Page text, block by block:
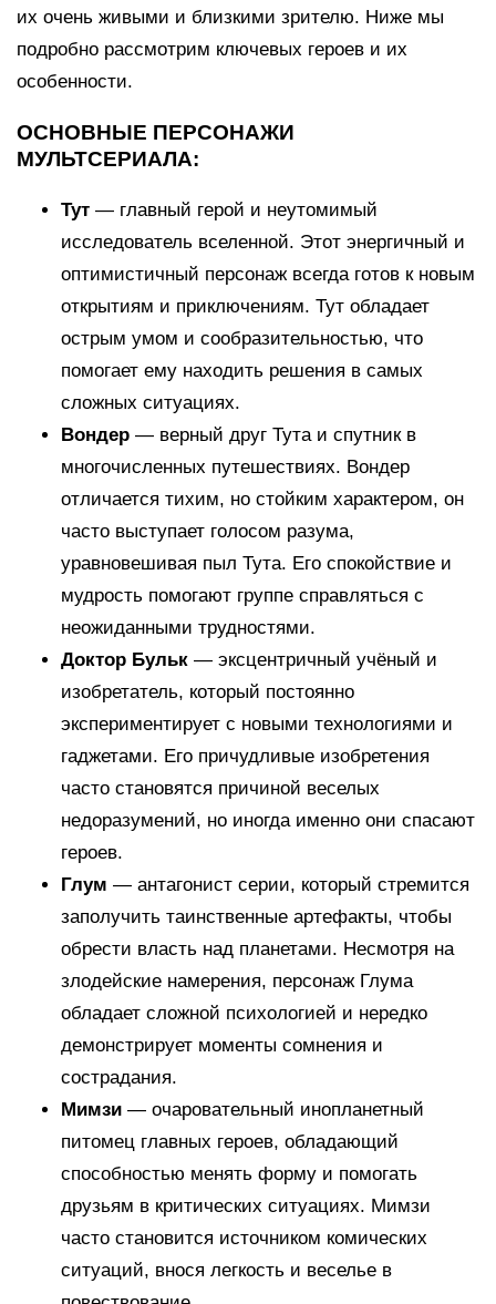
их очень живыми и близкими зрителю. Ниже мы
подробно рассмотрим ключевых героев и их
особенности.
ОСНОВНЫЕ ПЕРСОНАЖИ
МУЛЬТСЕРИАЛА:
Тут — главный герой и неутомимый
исследователь вселенной. Этот энергичный и
оптимистичный персонаж всегда готов к новым
открытиям и приключениям. Тут обладает
острым умом и сообразительностью, что
помогает ему находить решения в самых
сложных ситуациях.
Вондер — верный друг Тута и спутник в
многочисленных путешествиях. Вондер
отличается тихим, но стойким характером, он
часто выступает голосом разума,
уравновешивая пыл Тута. Его спокойствие и
мудрость помогают группе справляться с
неожиданными трудностями.
Доктор Бульк — эксцентричный учёный и
изобретатель, который постоянно
экспериментирует с новыми технологиями и
гаджетами. Его причудливые изобретения
часто становятся причиной веселых
недоразумений, но иногда именно они спасают
героев.
Глум — антагонист серии, который стремится
заполучить таинственные артефакты, чтобы
обрести власть над планетами. Несмотря на
злодейские намерения, персонаж Глума
обладает сложной психологией и нередко
демонстрирует моменты сомнения и
сострадания.
Мимзи — очаровательный инопланетный
питомец главных героев, обладающий
способностью менять форму и помогать
друзьям в критических ситуациях. Мимзи
часто становится источником комических
ситуаций, внося легкость и веселье в